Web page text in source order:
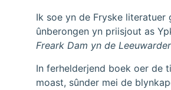
Ik soe yn de Fryske literatuer
ûnberongen yn priisjout as
Freark Dam yn de
In ferhelderjend boek oer de
moast, sûnder mei de